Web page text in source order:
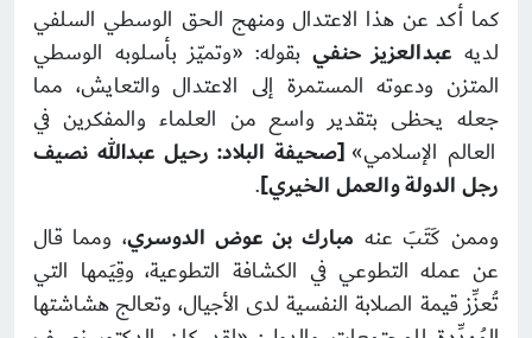
كما أكد عن هذا الاعتدال ومنهج الحق الوسطي السلفي
لديه عبدالعزيز حنفي بقوله: «وتميّز بأسلوبه الوسطي
المتزن ودعوته المستمرة إلى الاعتدال والتعايش، مما
جعله يحظى بتقدير واسع من العلماء والمفكرين في
العالم الإسلامي» [صحيفة البلاد: رحيل عبدالله نصيف
رجل الدولة والعمل الخيري].
وممن كَتَبَ عنه مبارك بن عوض الدوسري، ومما قال
عن عمله التطوعي في الكشافة التطوعية، وقِيَمها التي
تُعزِّز قيمة الصلابة النفسية لدى الأجيال، وتعالج هشاشتها